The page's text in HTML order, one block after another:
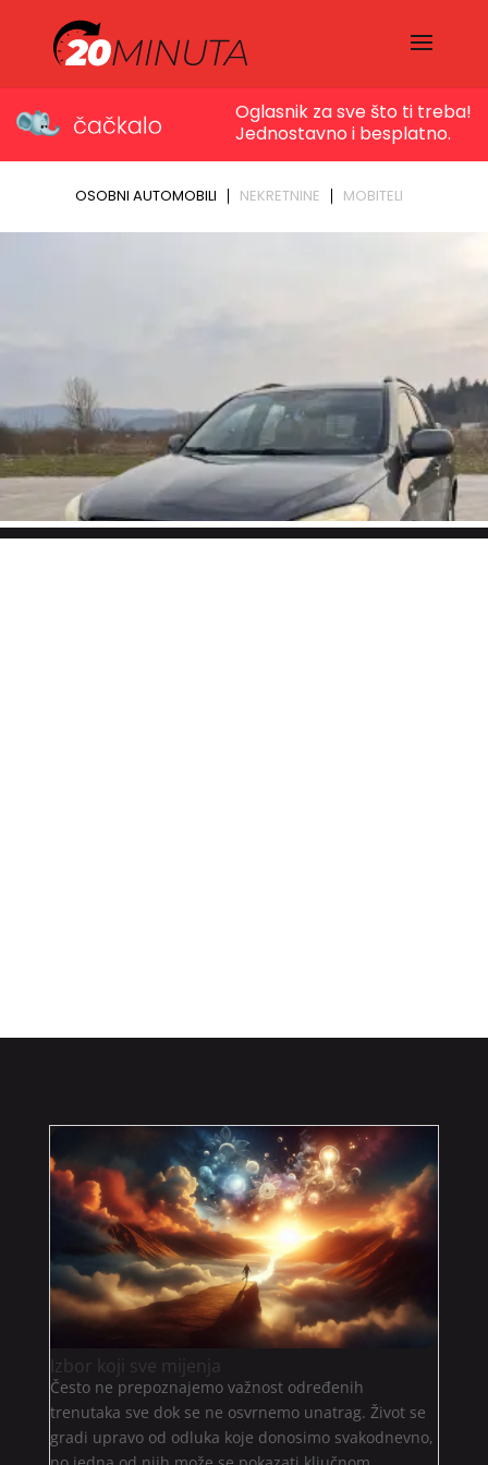
Izbor koji sve mijenja
Često ne prepoznajemo važnost određenih
trenutaka sve dok se ne osvrnemo unatrag. Život se
gradi upravo od odluka koje donosimo svakodnevno,